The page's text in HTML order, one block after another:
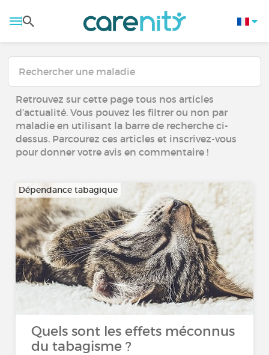
Retrouvez sur cette page tous nos articles
d’actualité. Vous pouvez les filtrer ou non par
maladie en utilisant la barre de recherche ci-
dessus. Parcourez ces articles et inscrivez-vous
pour donner votre avis en commentaire !
Dépendance tabagique
Quels sont les effets méconnus
du tabagisme ?